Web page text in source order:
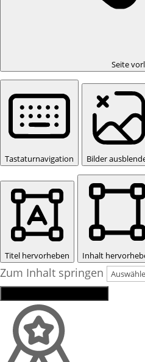
Seite
Tastaturnavigation Bilder
Titel hervorheben Inhalt
Zum Inhalt springen